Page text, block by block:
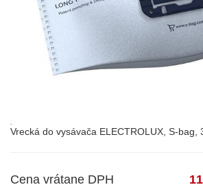
Vrecká do vysávača ELECTROLUX, S-bag,
Cena vrátane DPH